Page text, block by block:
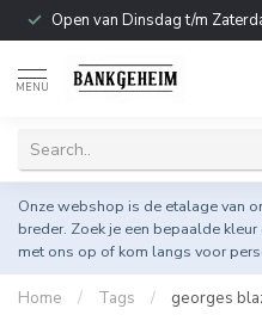
Open van Dinsdag t/m
MENU
Onze webshop is de etalage van
breder. Zoek je een bepaalde
met ons op of kom langs voor
Home / Tags / georges